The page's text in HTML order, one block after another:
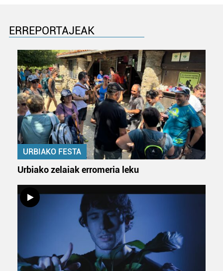
ERREPORTAJEAK
URBIAKO FESTA
Urbiako zelaiak erromeria leku